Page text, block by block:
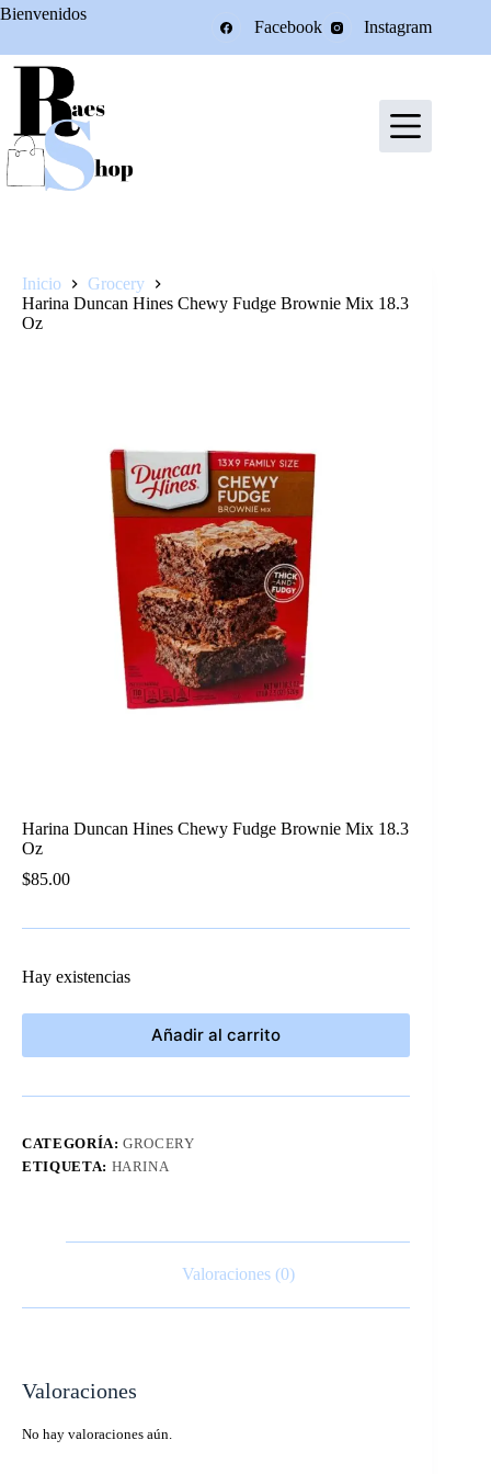
Saltar
Bienvenidos
Facebook Instagram
Inicio
Grocery
Harina Duncan Hines Chewy Fudge Brownie Mix 18.3
Oz
Harina Duncan Hines Chewy Fudge Brownie Mix 18.3
Oz
$85.00
Hay existencias
Añadir al carrito
CATEGORÍA:GROCERY
ETIQUETA: HARINA
Valoraciones (0)
Valoraciones
No hay valoraciones aún.